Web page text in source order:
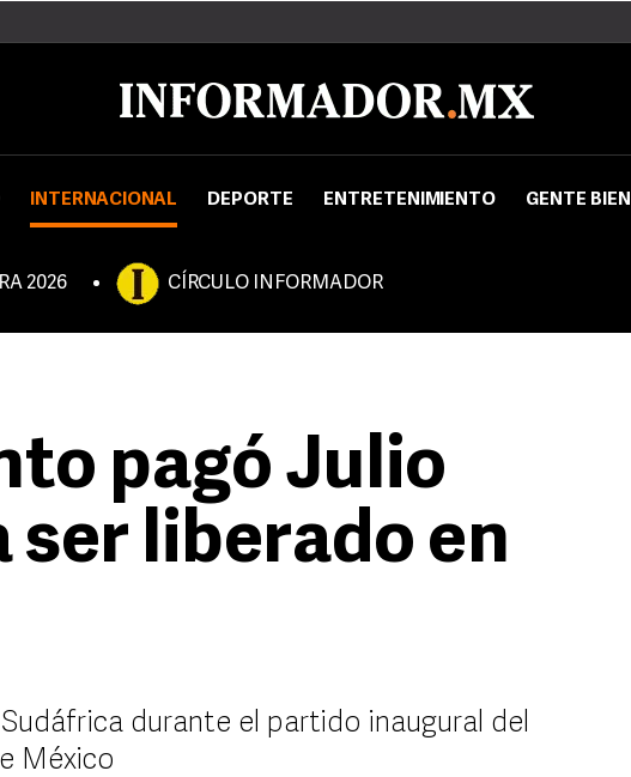
INTERNACIONAL DEPORTE ENTRETENIMIENTO GENTE BIEN
2026 CÍRCULO INFORMADOR
pagó Julio
ser liberado en
durante el partido inaugural del
México